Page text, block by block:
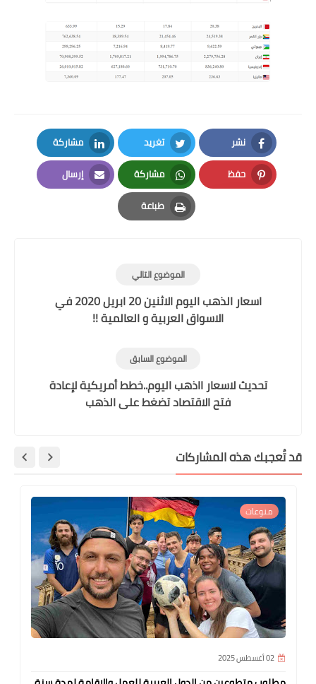
نشر
Facebook
تغريد
Twitter
مشاركة
LinkedIn
حفظ
Pinterest
مشاركة
Whatsapp
إرسال
Email
طباعة
Print
الموضوع التالي
اسعار الذهب اليوم الاثنين 20 ابريل 2020 في
الاسواق العربية و العالمية !!
الموضوع السابق
تحديث لاسعار ااذهب اليوم..خطط أمريكية لإعادة
فتح الاقتصاد تضغط على الذهب
قد تُعجبك هذه المشاركات
منوعات
02 أغسطس 2025